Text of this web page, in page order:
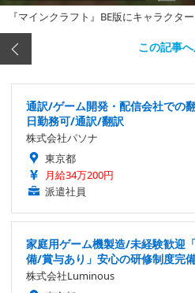
『マインクラフト』BE版にキャラクタ
この記事
通訳/ゲーム開発・配信会社での
日勤務可/通訳/翻訳
株式会社パソナ
東京都
月給34万200円
派遣社員
家庭用ゲーム機製造/未経験歓迎
備/賞与あり」安心の研修制度完
株式会社Luminous